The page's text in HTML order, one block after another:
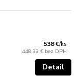
538 €/ks
448,33 € bez DPH
Detail